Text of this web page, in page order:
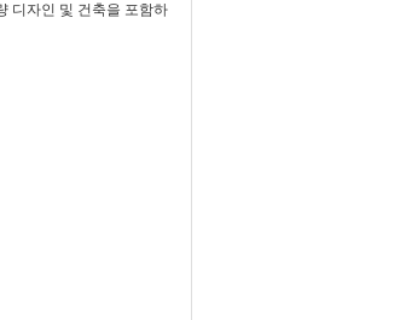
디자인 및 건축을 포함하